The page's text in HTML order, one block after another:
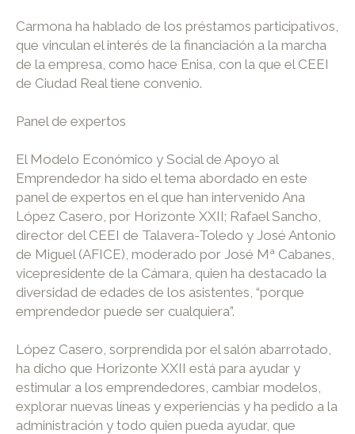
Carmona ha hablado de los préstamos participativos,
que vinculan el interés de la financiación a la marcha
de la empresa, como hace Enisa, con la que el CEEI
de Ciudad Real tiene convenio.
Panel de expertos
El Modelo Económico y Social de Apoyo al
Emprendedor ha sido el tema abordado en este
panel de expertos en el que han intervenido Ana
López Casero, por Horizonte XXII; Rafael Sancho,
director del CEEI de Talavera-Toledo y José Antonio
de Miguel (AFICE), moderado por José Mª Cabanes,
vicepresidente de la Cámara, quien ha destacado la
diversidad de edades de los asistentes, “porque
emprendedor puede ser cualquiera”.
López Casero, sorprendida por el salón abarrotado,
ha dicho que Horizonte XXII está para ayudar y
estimular a los emprendedores, cambiar modelos,
explorar nuevas líneas y experiencias y ha pedido a la
administración y todo quien pueda ayudar, que